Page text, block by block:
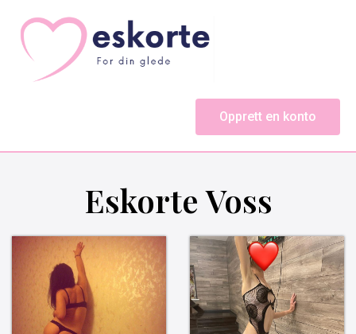
Opprett en konto
Eskorte Voss